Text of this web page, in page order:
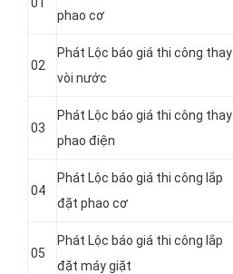
phao cơ
02
Phát Lộc báo giá thi công thay
vòi nước
03
Phát Lộc báo giá thi công thay
phao điện
04
Phát Lộc báo giá thi công lắp
đặt phao cơ
05
Phát Lộc báo giá thi công lắp
đặt máy giặt